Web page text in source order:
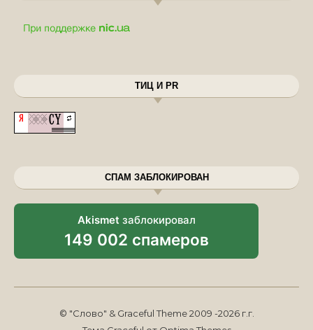
ТИЦ И PR
СПАМ ЗАБЛОКИРОВАН
Akismet заблокировал
149 002 спамеров
© "Слово" & Graceful Theme 2009 -2026 г.г.